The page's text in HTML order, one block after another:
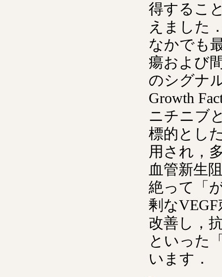
得するこ
えました
なかでも
瘍および
のシグナ
Growth
ニチニブ
標的とし
用され，
血管新生
絶って「
剰な
改善し，
といった
います．